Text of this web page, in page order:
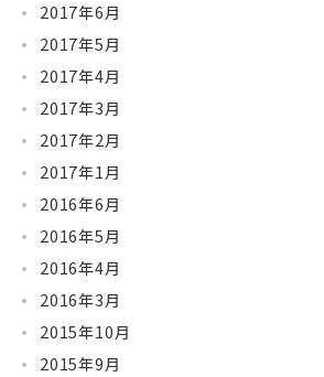
2017年6月
2017年5月
2017年4月
2017年3月
2017年2月
2017年1月
2016年6月
2016年5月
2016年4月
2016年3月
2015年10月
2015年9月